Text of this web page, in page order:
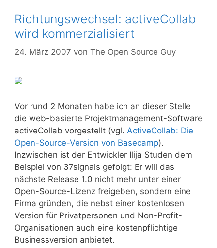
Richtungswechsel: activeCollab
wird kommerzialisiert
24. März 2007 von The Open Source Guy
Vor rund 2 Monaten habe ich an dieser Stelle
die web-basierte Projektmanagement-Software
activeCollab vorgestellt (vgl. ActiveCollab: Die
Open-Source-Version von Basecamp).
Inzwischen ist der Entwickler Ilija Studen dem
Beispiel von 37signals gefolgt: Er will das
nächste Release 1.0 nicht mehr unter einer
Open-Source-Lizenz freigeben, sondern eine
Firma gründen, die nebst einer kostenlosen
Version für Privatpersonen und Non-Profit-
Organisationen auch eine kostenpflichtige
Businessversion anbietet.